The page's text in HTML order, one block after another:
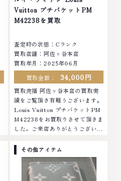
段の付かなかったお品物でも、一
点一点丁寧に無料で査定します。
お気軽にご連絡ください。TEL:
～19:00定休日: 年中無休
Vuitton プチバケットPM
M42238を買取
査定時の状態：Cランク
買取店舗：阿佐ヶ谷本店
買取年月：2025年06月
買取金額：
34,000円
買取虎福 阿佐ヶ谷本店の買取実
績をご覧頂き有難うございます。
Louis Vuitton プチバケットPM
M42238をお買取りさせて頂きま
した。ご来店ありがとうございま
プラチナ ダイヤモンド ブランド
品 ブランド衣類 お酒買取りのこ
となら、お任せください。なかで
も金・プラチナ等のアクセサリ
その他アイテム